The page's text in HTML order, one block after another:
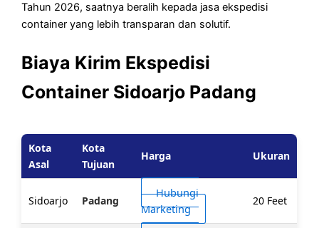
Tahun 2026, saatnya beralih kepada jasa ekspedisi
container yang lebih transparan dan solutif.
Biaya Kirim Ekspedisi
Container Sidoarjo Padang
Kota
Asal
Kota
Tujuan
Harga Ukuran
Sidoarjo Padang
Hubungi
Marketing
20 Feet